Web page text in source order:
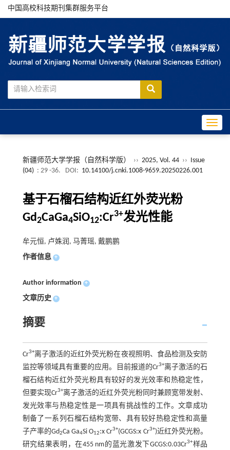
中国高校科技期刊集群服务平台
新疆师范大学学报（自然科学版） ›› 2025, Vol. 44 ›› Issue
(04) : 29 -36. DOI: 10.14100/j.cnki.1008-9659.20250226.001
基于石榴石结构近红外荧光粉
Gd 2CaGa4SiO12:Cr3+发光性能
牟元恒, 卢姝润, 马菁瑶, 戴鹏鹏
作者信息 +
Author information +
文章历史 +
摘要
Cr3+离子激活的近红外荧光粉在夜视照明、食品检测及安防
监控等领域具有重要的应用。目前报道的Cr3+离子激活的石
榴石结构近红外荧光粉具有较好的发光效率和热稳定性，
但要实现Cr3+离子激活的近红外荧光粉同时兼顾宽带发射、
发光效率与热稳定性是一项具有挑战性的工作。文章成功
制备了一系列石榴石结构宽带、具有较好热稳定性和高量
子产率的Gd2Ca Ga4Si O12:x Cr3+(GCGS:x Cr3+)近红外荧光粉。
研究结果表明，在455 nm的蓝光激发下GCGS:0.03Cr3+样品